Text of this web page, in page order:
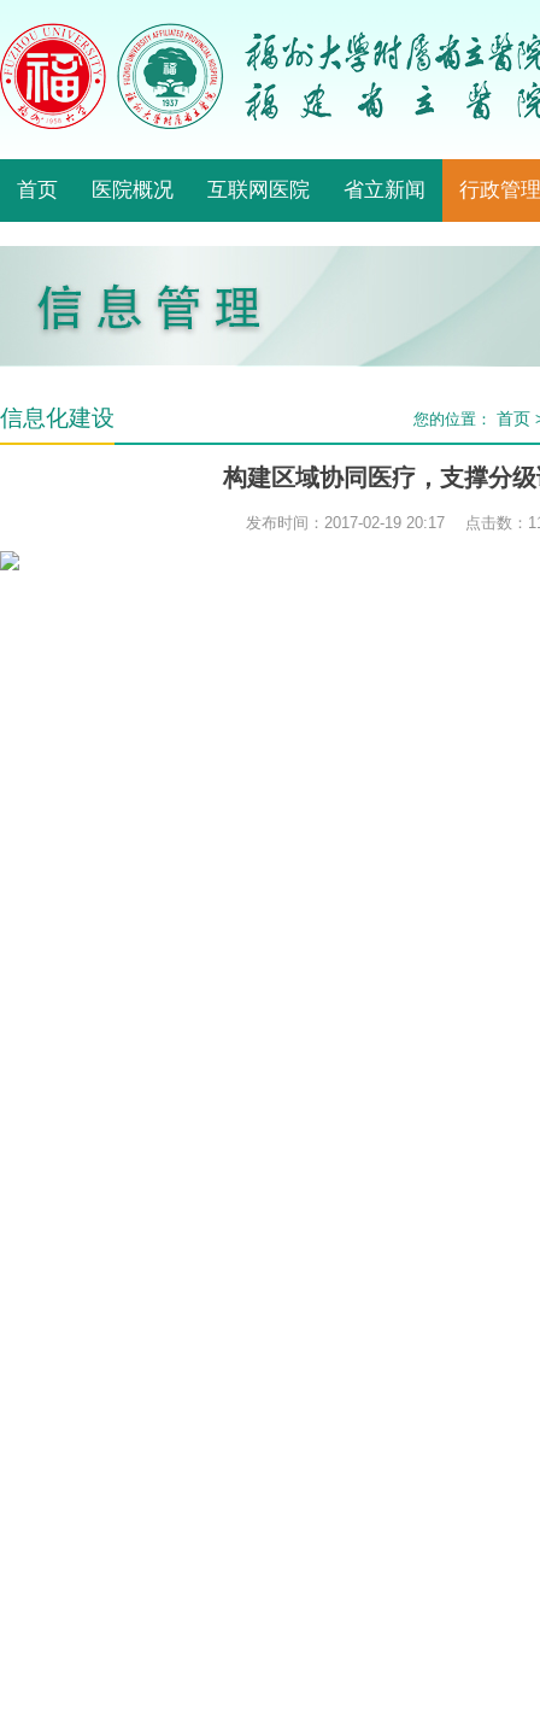
首页 医院概况 互联网医院 省立新闻 行政管理
信息化建设 您的位置： 首页
构建区域协同医疗，支撑分
发布时间：2017-02-19 20:17 点击数：